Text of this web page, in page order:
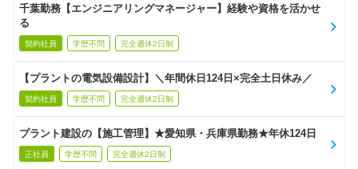
千葉勤務【エンジニアリングマネージャー】経験や資格を活かせ
る
契約社員 学歴不問 完全週休2日制
【プラントの電気設備設計】＼年間休日124日×完全土日休み／
契約社員 学歴不問 完全週休2日制
プラント建設の【施工管理】★愛知県・兵庫県勤務★年休124日
正社員 学歴不問 完全週休2日制